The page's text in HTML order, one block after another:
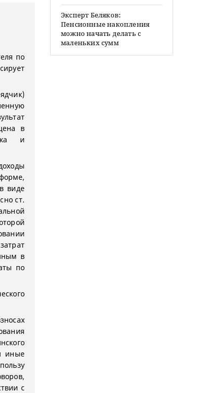
по
в
и
виде
ст.
в
по
иные
с
Эксперт Беляков:
Пенсионные накопления
можно начать делать с
маленьких сумм